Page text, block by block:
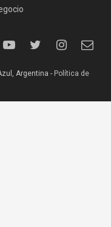
Argentina - Política de